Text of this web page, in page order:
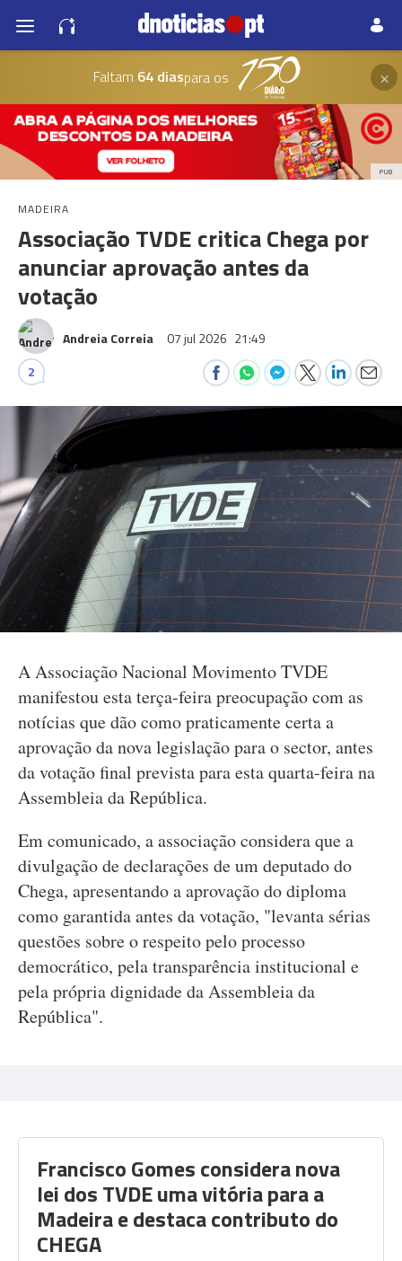
Faltam 64 diaspara os ×
PUB
MADEIRA
Associação TVDE critica Chega por
anunciar aprovação antes da
votação
Andreia Correia 07 jul 2026 21:49
2
A Associação Nacional Movimento TVDE
manifestou esta terça-feira preocupação com as
notícias que dão como praticamente certa a
aprovação da nova legislação para o sector, antes
da votação final prevista para esta quarta-feira na
Assembleia da República.
Em comunicado, a associação considera que a
divulgação de declarações de um deputado do
Chega, apresentando a aprovação do diploma
como garantida antes da votação, "levanta sérias
questões sobre o respeito pelo processo
democrático, pela transparência institucional e
pela própria dignidade da Assembleia da
República".
Francisco Gomes considera nova
lei dos TVDE uma vitória para a
Madeira e destaca contributo do
CHEGA